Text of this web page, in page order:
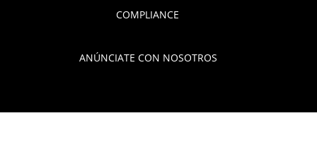
COMPLIANCE
ANÚNCIATE CON NOSOTROS